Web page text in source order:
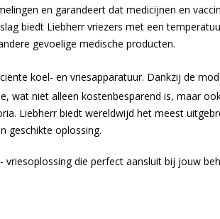
en garandeert dat medicijnen en
biedt Liebherr vriezers met een
gevoelige medische producten.
koel- en vriesapparatuur. Dankzij de
wat niet alleen kostenbesparend is, maar
Liebherr biedt wereldwijd het meest
geschikte oplossing.
die perfect aansluit bij jouw